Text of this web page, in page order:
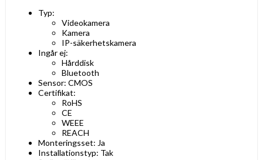
Typ:
Videokamera
Kamera
IP-säkerhetskamera
Ingår ej:
Hårddisk
Bluetooth
Sensor: CMOS
Certifikat:
RoHS
CE
WEEE
REACH
Monteringsset: Ja
Installationstyp: Tak